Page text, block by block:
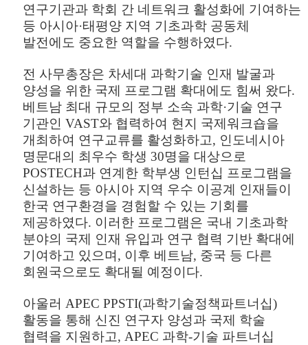
연구기관과 학회 간 네트워크 활성화에 기여하는
등 아시아·태평양 지역 기초과학 공동체
발전에도 중요한 역할을 수행하였다.
전 사무총장은 차세대 과학기술 인재 발굴과
양성을 위한 국제 프로그램 확대에도 힘써 왔다.
베트남 최대 규모의 정부 소속 과학·기술 연구
기관인 VAST와 협력하여 현지 국제워크숍을
개최하여 연구교류를 활성화하고, 인도네시아
명문대의 최우수 학생 30명을 대상으로
POSTECH과 연계한 학부생 인턴십 프로그램을
신설하는 등 아시아 지역 우수 이공계 인재들이
한국 연구환경을 경험할 수 있는 기회를
제공하였다. 이러한 프로그램은 국내 기초과학
분야의 국제 인재 유입과 연구 협력 기반 확대에
기여하고 있으며 , 이후 베트남, 중국 등 다른
회원국으로도 확대될 예정이다.
아울러 APEC PPSTI(과학기술정책파트너십)
활동을 통해 신진 연구자 양성과 국제 학술
협력을 지원하고, APEC 과학-기술 파트너십